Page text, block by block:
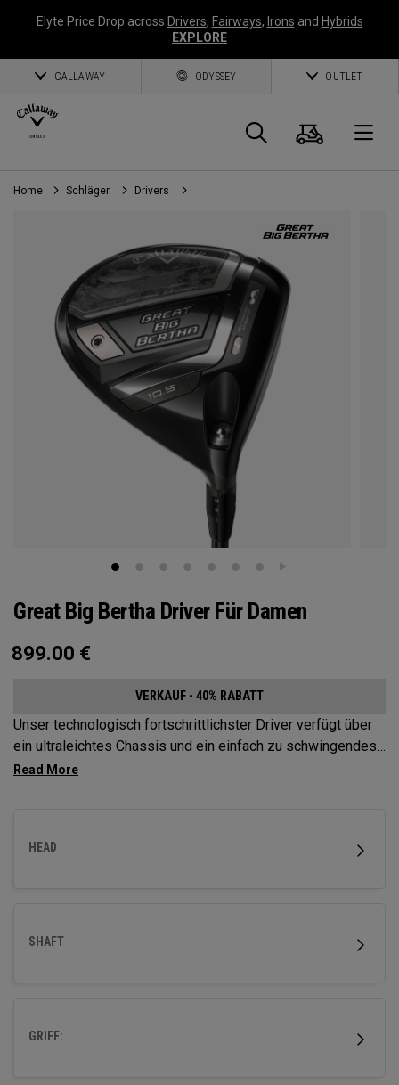
Elyte Price Drop across Drivers, Fairways, Irons and Hybrids
EXPLORE
CALLAWAY ODYSSEY OUTLET
Suche
Home Schläger Drivers
Great Big Bertha Driver Für Damen
899.00 €
VERKAUF - 40% RABATT
Unser technologisch fortschrittlichster Driver verfügt über
ein ultraleichtes Chassis und ein einfach zu schwingendes
Design zur Erhöhung von Schlägerkopfgeschwindigkeit und
HEAD
SHAFT
GRIFF: